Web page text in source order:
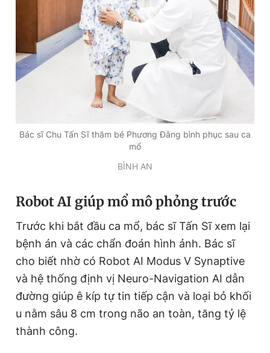
Bác sĩ Chu Tấn Sĩ thăm bé Phương Đằng bình phục sau ca
mổ
BÌNH AN
Robot AI giúp mổ mô phỏng trước
Trước khi bắt đầu ca mổ, bác sĩ Tấn Sĩ xem lại
bệnh án và các chẩn đoán hình ảnh. Bác sĩ
cho biết nhờ có Robot AI Modus V Synaptive
và hệ thống định vị Neuro-Navigation AI dẫn
đường giúp ê kíp tự tin tiếp cận và loại bỏ khối
u nằm sâu 8 cm trong não an toàn, tăng tỷ lệ
thành công.